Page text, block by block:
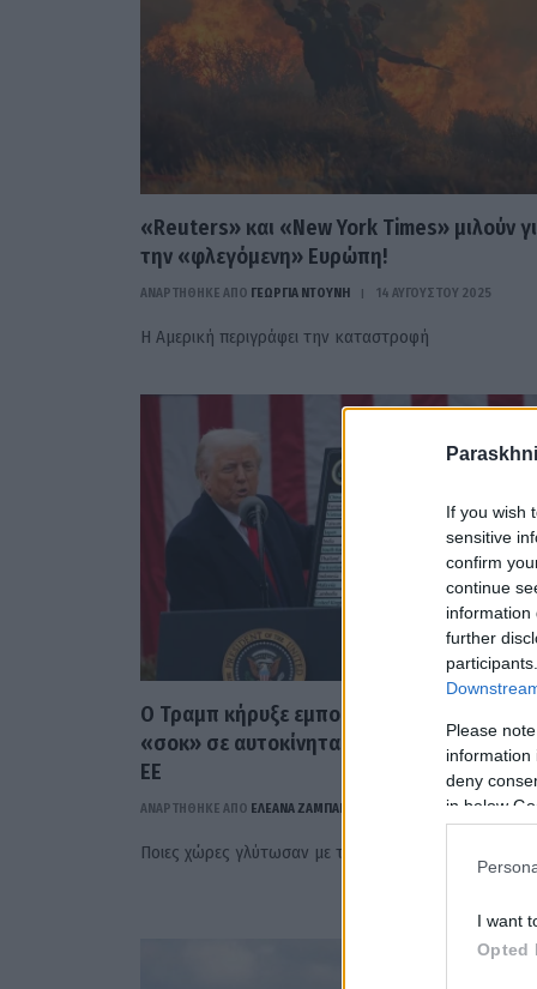
If you wish
sensitive
confirm
continue
information
further
Please
information
deny
in below
I want
Opted
«Reuters» και «New York Times» μιλούν
την «φλεγόμενη» Ευρώπη!
ΑΝΑΡΤΗΘΗΚΕ ΑΠΟ ΓΕΩΡΓΊΑ ΝΤΟΎΝΗ 14 ΑΥΓΟΎΣΤΟΥ 2025
Η Αμερική περιγράφει την καταστροφή
Ο Τραμπ κήρυξε εμπορικό πόλεμο! Δασμοί
«σοκ» σε αυτοκίνητα και προϊόντα απο
ΕΕ
ΑΝΑΡΤΗΘΗΚΕ ΑΠΟ ΕΛΕΑΝΑ ΖΑΜΠΑΡΑ 3 ΑΠΡΙΛΊΟΥ 2025
Ποιες χώρες γλύτωσαν με το μικρότερο ποσοστό